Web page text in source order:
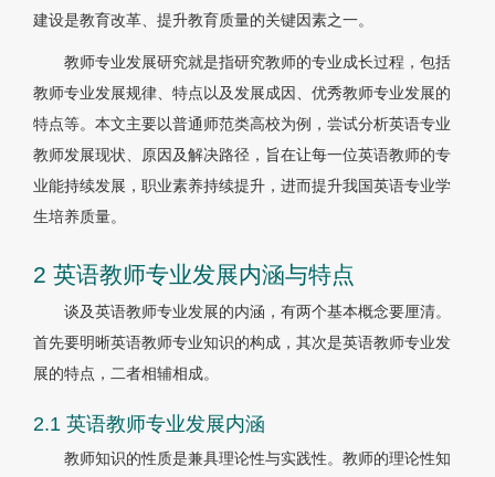
建设是教育改革、提升教育质量的关键因素之一。
教师专业发展研究就是指研究教师的专业成长过程，包括
教师专业发展规律、特点以及发展成因、优秀教师专业发展的
特点等。本文主要以普通师范类高校为例，尝试分析英语专业
教师发展现状、原因及解决路径，旨在让每一位英语教师的专
业能持续发展，职业素养持续提升，进而提升我国英语专业学
生培养质量。
2 英语教师专业发展内涵与特点
谈及英语教师专业发展的内涵，有两个基本概念要厘清。
首先要明晰英语教师专业知识的构成，其次是英语教师专业发
展的特点，二者相辅相成。
2.1 英语教师专业发展内涵
教师知识的性质是兼具理论性与实践性。教师的理论性知